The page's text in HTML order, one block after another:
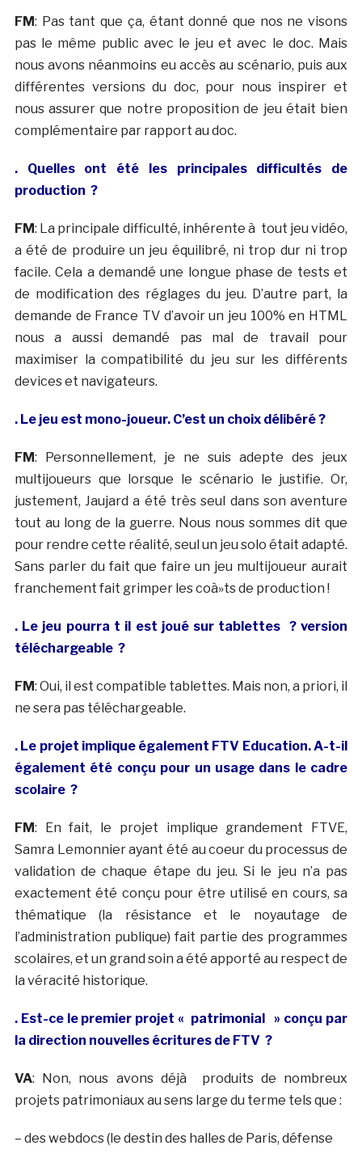
FM: Pas tant que ça, étant donné que nos ne visons
pas le même public avec le jeu et avec le doc. Mais
nous avons néanmoins eu accès au scénario, puis aux
différentes versions du doc, pour nous inspirer et
nous assurer que notre proposition de jeu était bien
complémentaire par rapport au doc.
. Quelles ont été les principales difficultés de
production ?
FM: La principale difficulté, inhérente à tout jeu vidéo,
a été de produire un jeu équilibré, ni trop dur ni trop
facile. Cela a demandé une longue phase de tests et
de modification des réglages du jeu. D’autre part, la
demande de France TV d’avoir un jeu 100% en HTML
nous a aussi demandé pas mal de travail pour
maximiser la compatibilité du jeu sur les différents
devices et navigateurs.
. Le jeu est mono-joueur. C’est un choix délibéré ?
FM: Personnellement, je ne suis adepte des jeux
multijoueurs que lorsque le scénario le justifie. Or,
justement, Jaujard a été très seul dans son aventure
tout au long de la guerre. Nous nous sommes dit que
pour rendre cette réalité, seul un jeu solo était adapté.
Sans parler du fait que faire un jeu multijoueur aurait
franchement fait grimper les coà»ts de production !
. Le jeu pourra t il est joué sur tablettes ? version
téléchargeable ?
FM: Oui, il est compatible tablettes. Mais non, a priori, il
ne sera pas téléchargeable.
. Le projet implique également FTV Education. A-t-il
également été conçu pour un usage dans le cadre
scolaire ?
FM: En fait, le projet implique grandement FTVE,
Samra Lemonnier ayant été au coeur du processus de
validation de chaque étape du jeu. Si le jeu n’a pas
exactement été conçu pour être utilisé en cours, sa
thématique (la résistance et le noyautage de
l’administration publique) fait partie des programmes
scolaires, et un grand soin a été apporté au respect de
la véracité historique.
. Est-ce le premier projet « patrimonial » conçu par
la direction nouvelles écritures de FTV ?
VA: Non, nous avons déjà produits de nombreux
projets patrimoniaux au sens large du terme tels que :
– des webdocs (le destin des halles de Paris, défense